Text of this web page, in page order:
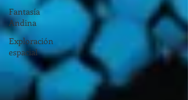
Fantasía
Andina
Exploración
espacial